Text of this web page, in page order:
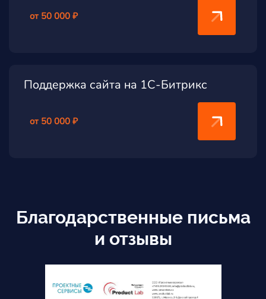
от 50 000 ₽
Поддержка сайта на 1С-Битрикс
от 50 000 ₽
Благодарственные письма
и отзывы